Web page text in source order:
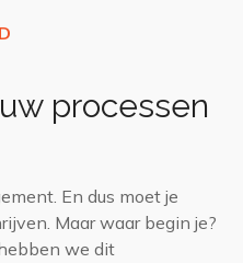
processen
En dus moet je
Maar waar begin je?
we dit